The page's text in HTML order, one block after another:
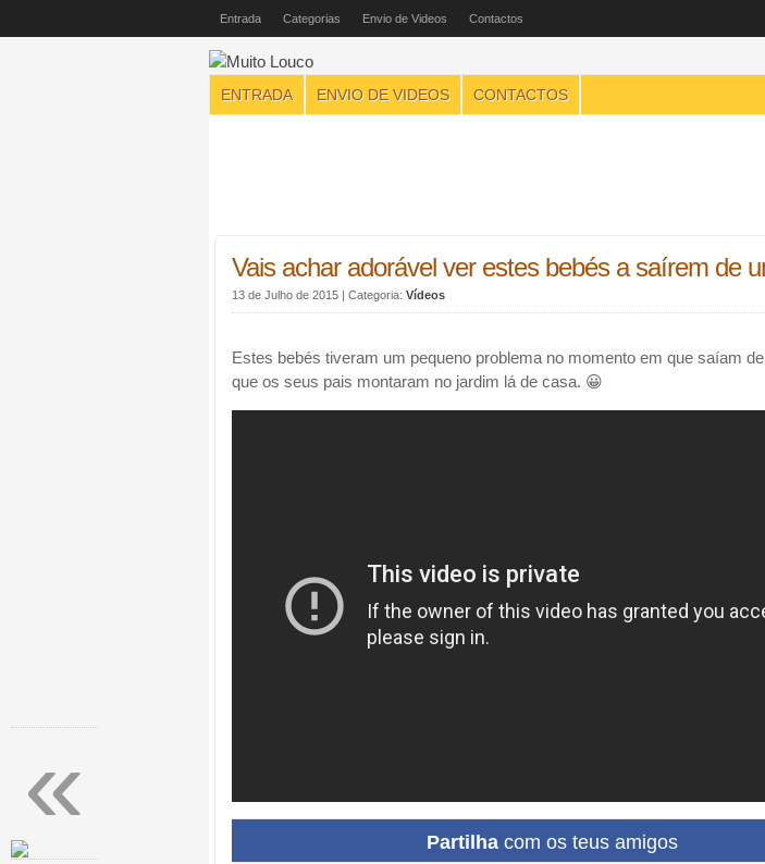
Entrada Categorias Envio de Videos Contactos
ENTRADA ENVIO DE VIDEOS CONTACTOS
Vais achar adorável ver estes bebés a saírem de
13 de Julho de 2015 | Categoria: Vídeos
Estes bebés tiveram um pequeno problema no momento em que saíam
que os seus pais montaram no jardim lá de casa. 😀
Partilhacom os teus amigos
«